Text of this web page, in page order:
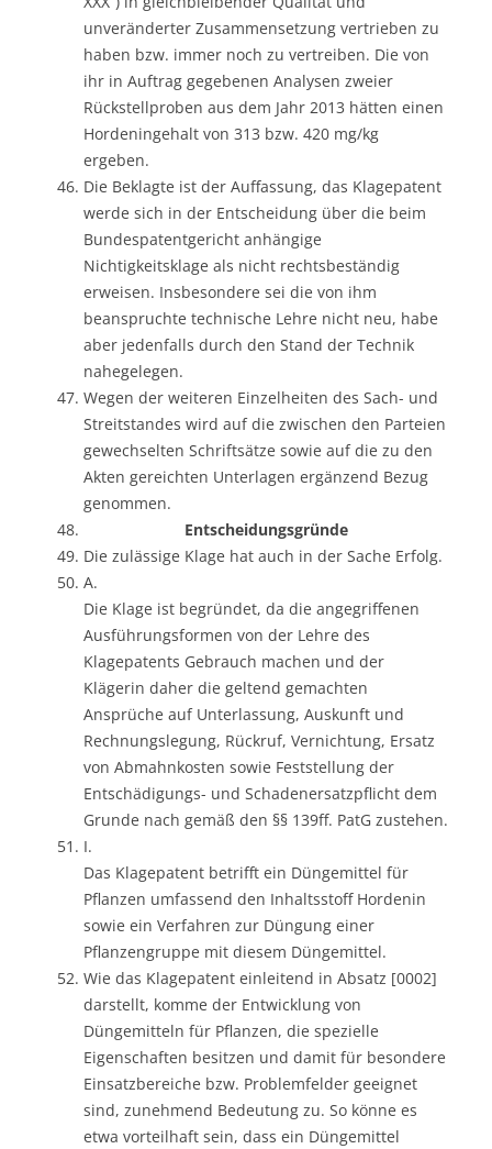
unveränderter Zusammensetzung vertrieben zu
haben bzw. immer noch zu vertreiben. Die von
ihr in Auftrag gegebenen Analysen zweier
Rückstellproben aus dem Jahr 2013 hätten einen
Hordeningehalt von 313 bzw. 420 mg/kg
ergeben.
Die Beklagte ist der Auffassung, das Klagepatent
werde sich in der Entscheidung über die beim
Bundespatentgericht anhängige
Nichtigkeitsklage als nicht rechtsbeständig
erweisen. Insbesondere sei die von ihm
beanspruchte technische Lehre nicht neu, habe
aber jedenfalls durch den Stand der Technik
nahegelegen.
Wegen der weiteren Einzelheiten des Sach- und
Streitstandes wird auf die zwischen den Parteien
gewechselten Schriftsätze sowie auf die zu den
Akten gereichten Unterlagen ergänzend Bezug
genommen.
Entscheidungsgründe
Die zulässige Klage hat auch in der Sache Erfolg.
A.
Die Klage ist begründet, da die angegriffenen
Ausführungsformen von der Lehre des
Klagepatents Gebrauch machen und der
Klägerin daher die geltend gemachten
Ansprüche auf Unterlassung, Auskunft und
Rechnungslegung, Rückruf, Vernichtung, Ersatz
von Abmahnkosten sowie Feststellung der
Entschädigungs- und Schadenersatzpflicht dem
Grunde nach gemäß den §§ 139ff. PatG zustehen.
I.
Das Klagepatent betrifft ein Düngemittel für
Pflanzen umfassend den Inhaltsstoff Hordenin
sowie ein Verfahren zur Düngung einer
Pflanzengruppe mit diesem Düngemittel.
Wie das Klagepatent einleitend in Absatz [0002]
darstellt, komme der Entwicklung von
Düngemitteln für Pflanzen, die spezielle
Eigenschaften besitzen und damit für besondere
Einsatzbereiche bzw. Problemfelder geeignet
sind, zunehmend Bedeutung zu. So könne es
etwa vorteilhaft sein, dass ein Düngemittel